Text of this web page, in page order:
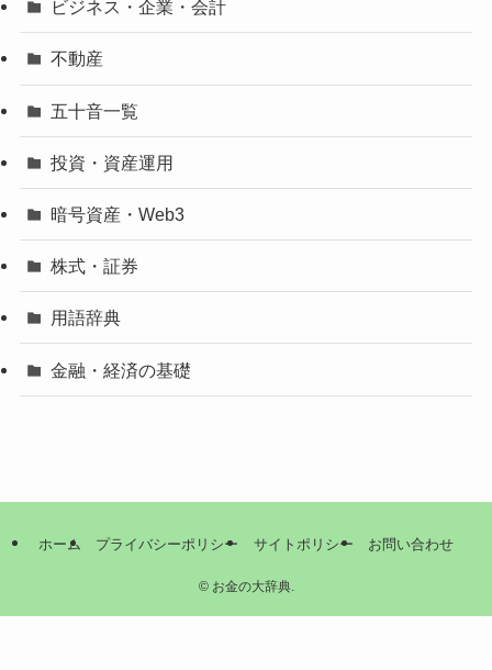
ビジネス・企業・会計
不動産
五十音一覧
投資・資産運用
暗号資産・Web3
株式・証券
用語辞典
金融・経済の基礎
ホーム プライバシーポリシー サイトポリシー お問い合わせ
©お金の大辞典.